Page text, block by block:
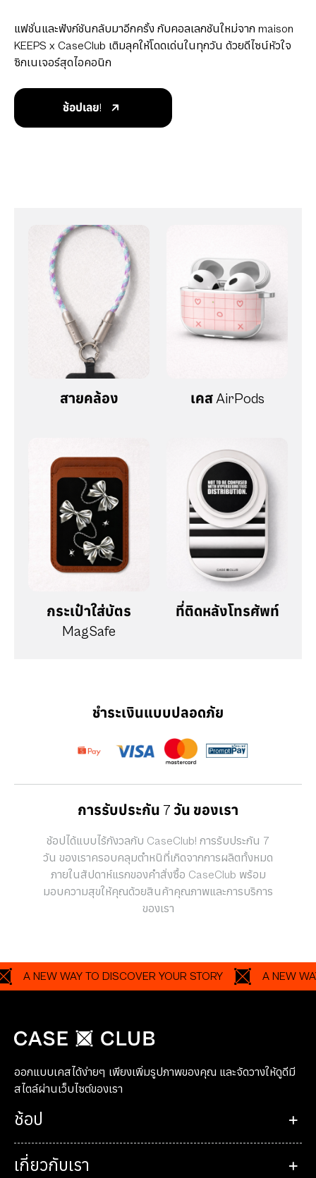
แฟชั่นและฟังก์ชันกลับมาอีกครั้ง กับคอลเลกชันใหม่จาก maison
KEEPS x CaseClub เติมลุคให้โดดเด่นในทุกวัน ด้วยดีไซน์หัวใจ
ซิกเนเจอร์สุดไอคอนิก
ช้อปเลย!
สายคล้อง เคส AirPods
กระเป๋าใส่บัตร
MagSafe
ที่ติดหลังโทรศัพท์
ชำระเงินแบบปลอดภัย
การรับประกัน 7 วัน ของเรา
ช้อปได้แบบไร้กังวลกับ CaseClub! การรับประกัน 7
วัน ของเราครอบคลุมตำหนิที่เกิดจากการผลิตทั้งหมด
ภายในสัปดาห์แรกของคำสั่งซื้อ CaseClub พร้อม
มอบความสุขให้คุณด้วยสินค้าคุณภาพและการบริการ
ของเรา
NEW WAY TO DISCOVER YOUR STORY A NEW WAY TO
ออกแบบเคสได้ง่ายๆ เพียงเพิ่มรูปภาพของคุณ และจัดวางให้ดูดีมี
สไตล์ผ่านเว็บไซต์ของเรา
ช้อป
เกี่ยวกับเรา